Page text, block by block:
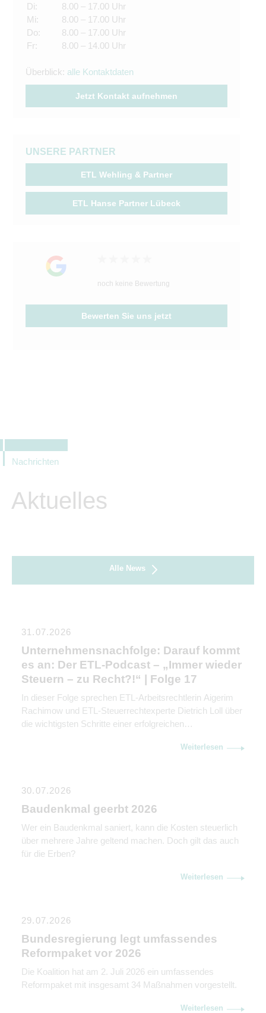
Di:
Mi:
Do:
Fr:
8.00 – 17.00 Uhr
8.00 – 17.00 Uhr
8.00 – 17.00 Uhr
8.00 – 14.00 Uhr
Überblick: alle Kontaktdaten
Jetzt Kontakt aufnehmen
UNSERE PARTNER
ETL Wehling & Partner
ETL Hanse Partner Lübeck
noch keine Bewertung
Bewerten Sie uns jetzt
Nachrichten
Aktuelles
Alle News
31.07.2026
Unternehmensnachfolge: Darauf kommt
es an: Der ETL-Podcast – „Immer wieder
Steuern – zu Recht?!“ | Folge 17
In dieser Folge sprechen ETL-Arbeitsrechtlerin Aigerim
Rachimow und ETL-Steuerrechtexperte Dietrich Loll über
die wichtigsten Schritte einer erfolgreichen
Kommunikation genauso wichtig ist wie rechtliche und
Weiterlesen
30.07.2026
Baudenkmal geerbt 2026
Wer ein Baudenkmal saniert, kann die Kosten steuerlich
über mehrere Jahre geltend machen. Doch gilt das auch
für die Erben?
Weiterlesen
29.07.2026
Bundesregierung legt umfassendes
Reformpaket vor 2026
Die Koalition hat am 2. Juli 2026 ein umfassendes
Reformpaket mit insgesamt 34 Maßnahmen vorgestellt.
Weiterlesen